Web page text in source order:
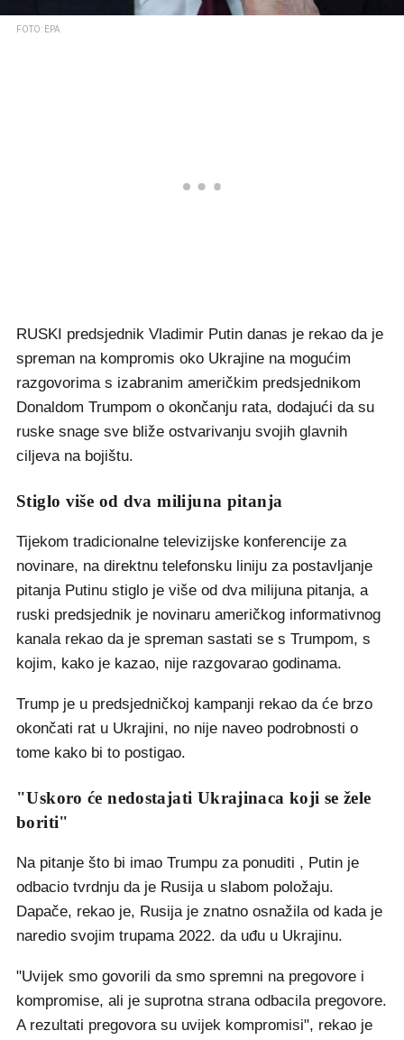
FOTO: EPA
RUSKI predsjednik Vladimir Putin danas je rekao da je
spreman na kompromis oko Ukrajine na mogućim
razgovorima s izabranim američkim predsjednikom
Donaldom Trumpom o okončanju rata, dodajući da su
ruske snage sve bliže ostvarivanju svojih glavnih
ciljeva na bojištu.
Stiglo više od dva milijuna pitanja
Tijekom tradicionalne televizijske konferencije za
novinare, na direktnu telefonsku liniju za postavljanje
pitanja Putinu stiglo je više od dva milijuna pitanja, a
ruski predsjednik je novinaru američkog informativnog
kanala rekao da je spreman sastati se s Trumpom, s
kojim, kako je kazao, nije razgovarao godinama.
Trump je u predsjedničkoj kampanji rekao da će brzo
okončati rat u Ukrajini, no nije naveo podrobnosti o
tome kako bi to postigao.
"Uskoro će nedostajati Ukrajinaca koji se žele
boriti"
Na pitanje što bi imao Trumpu za ponuditi , Putin je
odbacio tvrdnju da je Rusija u slabom položaju.
Dapače, rekao je, Rusija je znatno osnažila od kada je
naredio svojim trupama 2022. da uđu u Ukrajinu.
"Uvijek smo govorili da smo spremni na pregovore i
kompromise, ali je suprotna strana odbacila pregovore.
A rezultati pregovora su uvijek kompromisi", rekao je